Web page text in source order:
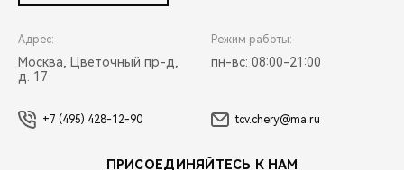
Адрес:
Москва, Цветочный пр-д,
д. 17
Режим работы:
пн-вс: 08:00-21:00
+7 (495) 428-12-90 tcv.chery@ma.ru
ПРИСОЕДИНЯЙТЕСЬ К НАМ